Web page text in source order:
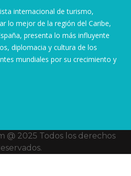
internacional de turismo,
lo mejor de la región del Caribe,
presenta lo más influyente
diplomacia y cultura de los
mundiales por su crecimiento y
@ 2025 Todos los derechos